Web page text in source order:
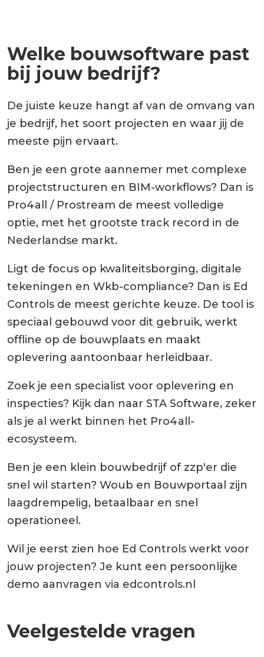
Welke bouwsoftware past
bij jouw bedrijf?
De juiste keuze hangt af van de omvang van
je bedrijf, het soort projecten en waar jij de
meeste pijn ervaart.
Ben je een grote aannemer met complexe
projectstructuren en BIM-workflows? Dan is
Pro4all / Prostream de meest volledige
optie, met het grootste track record in de
Nederlandse markt.
Ligt de focus op kwaliteitsborging, digitale
tekeningen en Wkb-compliance? Dan is Ed
Controls de meest gerichte keuze. De tool is
speciaal gebouwd voor dit gebruik, werkt
offline op de bouwplaats en maakt
oplevering aantoonbaar herleidbaar.
Zoek je een specialist voor oplevering en
inspecties? Kijk dan naar STA Software, zeker
als je al werkt binnen het Pro4all-
ecosysteem.
Ben je een klein bouwbedrijf of zzp'er die
snel wil starten? Woub en Bouwportaal zijn
laagdrempelig, betaalbaar en snel
operationeel.
Wil je eerst zien hoe Ed Controls werkt voor
jouw projecten? Je kunt een persoonlijke
demo aanvragen via edcontrols.nl
Veelgestelde vragen